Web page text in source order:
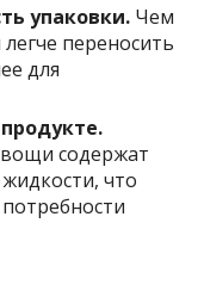
упаковки. Чем
переносить
для
содержат
что